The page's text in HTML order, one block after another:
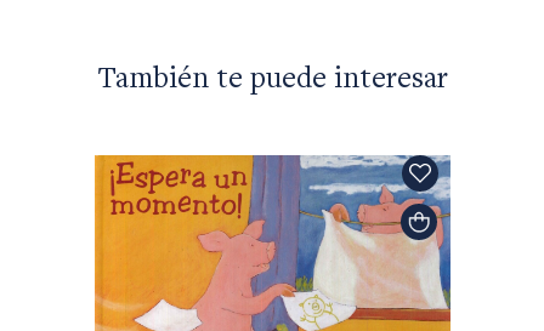
También te puede interesar